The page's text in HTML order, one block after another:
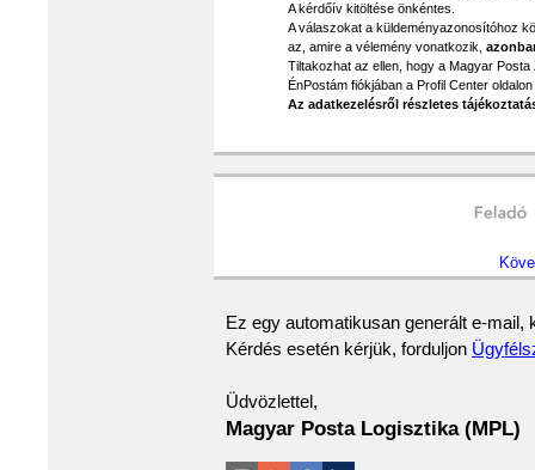
A kérdőív kitöltése önkéntes.
A válaszokat a küldeményazonosítóhoz
az, amire a vélemény vonatkozik,
Tiltakozhat az ellen, hogy a Magyar
ÉnPostám fiókjában a Profil Center
Az adatkezelésről részletes
Ez egy automatikusan generált e-mail,
Kérdés esetén kérjük, forduljon
Üdvözlettel,
Magyar Posta Logisztika (MPL)